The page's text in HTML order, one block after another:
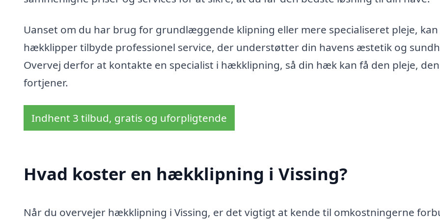
Uanset om du har brug for grundlæggende klipning eller mere specialiseret pleje, kan
hækklipper tilbyde professionel service, der understøtter din havens æstetik og
Overvej derfor at kontakte en specialist i hækklipning, så din hæk kan få den pleje, den
fortjener.
Indhent 3 tilbud, gratis og uforpligtende
Hvad koster en hækklipning i Vissing?
Når du overvejer hækklipning i Vissing, er det vigtigt at kende til omkostningerne